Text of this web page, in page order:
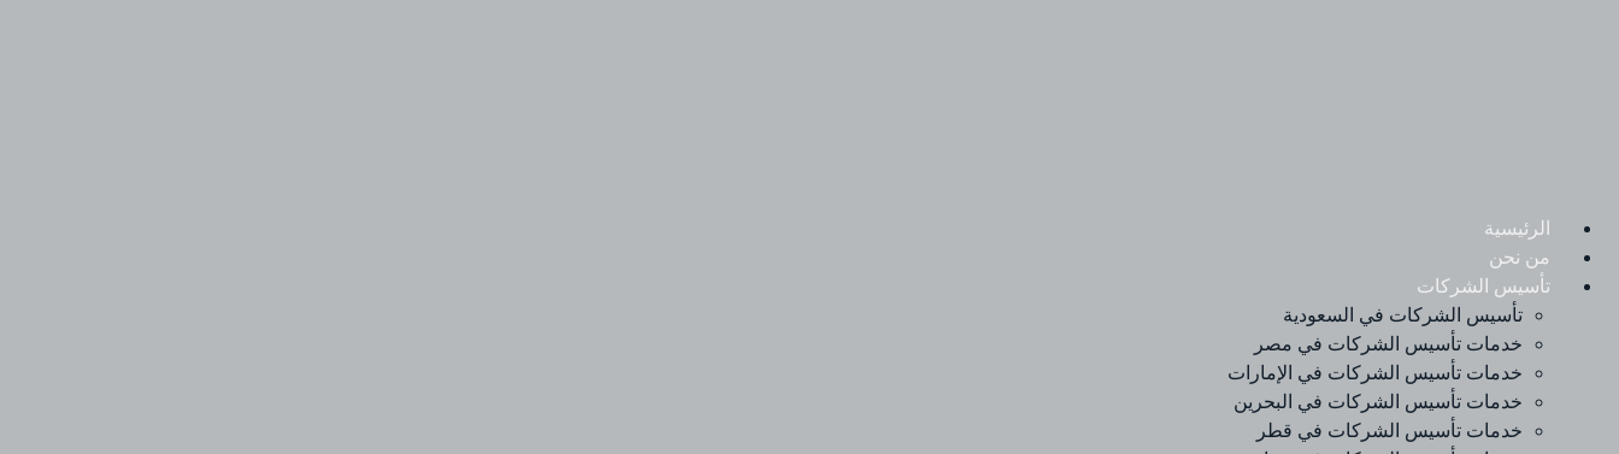
الرئيسية
من نحن
تأسيس الشركات
تأسيس الشركات في السعودية
خدمات تأسيس الشركات في مصر
خدمات تأسيس الشركات في الإمارات
خدمات تأسيس الشركات في البحرين
خدمات تأسيس الشركات في قطر